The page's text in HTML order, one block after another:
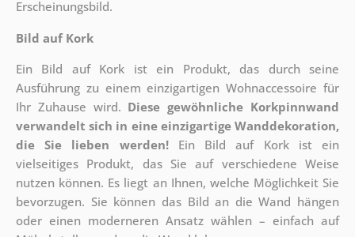
Erscheinungsbild.
Bild auf Kork
Ein Bild auf Kork ist ein Produkt, das durch seine
Ausführung zu einem einzigartigen Wohnaccessoire für
Ihr Zuhause wird. Diese gewöhnliche Korkpinnwand
verwandelt sich in eine einzigartige Wanddekoration,
die Sie lieben werden!Ein Bild auf Kork ist ein
vielseitiges Produkt, das Sie auf verschiedene Weise
nutzen können. Es liegt an Ihnen, welche Möglichkeit Sie
bevorzugen. Sie können das Bild an die Wand hängen
oder einen moderneren Ansatz wählen – einfach auf